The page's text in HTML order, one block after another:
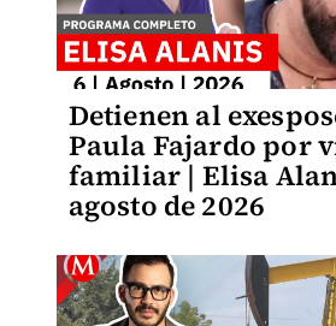
Detienen al
Paula Fajardo por
familiar | Elisa
agosto de 2026